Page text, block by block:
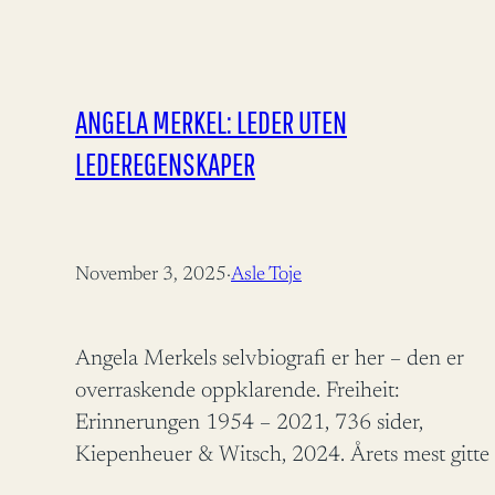
ANGELA MERKEL: LEDER UTEN
LEDEREGENSKAPER
November 3, 2025·Asle Toje
Angela Merkels selvbiografi er her – den er
overraskende oppklarende. Freiheit:
Erinnerungen 1954 – 2021, 736 sider,
Kiepenheuer & Witsch, 2024. Årets mest gitte